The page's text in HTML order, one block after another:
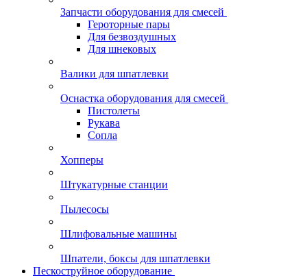
Запчасти оборудования для смесей
Героторные пары
Для безвоздушных
Для шнековых
Валики для шпатлевки
Оснастка оборудования для смесей
Пистолеты
Рукава
Сопла
Хопперы
Штукатурные станции
Пылесосы
Шлифовальные машины
Шпатели, боксы для шпатлевки
Пескоструйное оборудование